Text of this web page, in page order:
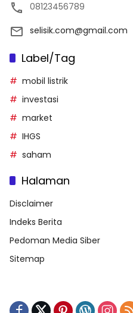
08123456789
selisik.com@gmail.com
Label/Tag
mobil listrik
investasi
market
IHGS
saham
Halaman
Disclaimer
Indeks Berita
Pedoman Media Siber
Sitemap